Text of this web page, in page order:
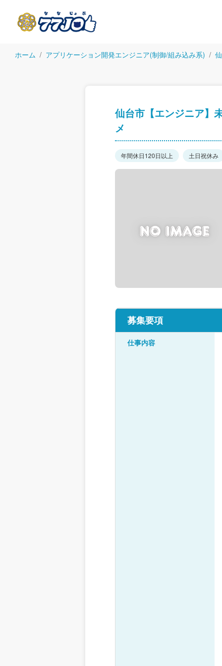
ホーム アプリケーション開発エンジニア(制御/組み込み系)
仙台市【エンジニア】
メ
年間休日120日以上 土日祝休み
募集要項
仕事内容